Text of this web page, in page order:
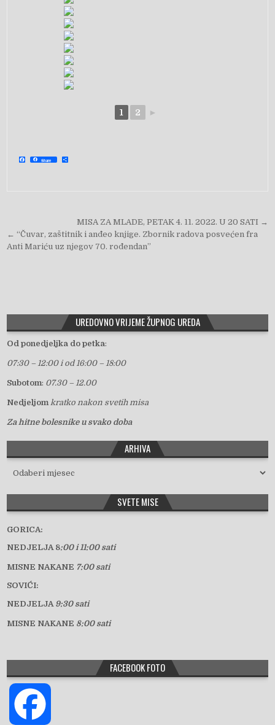
1 2 ►
F
a Share
Navigacija objava
MISA ZA MLADE, PETAK 4. 11. 2022. U 20 SATI →
← “Čuvar, zaštitnik i anđeo knjige. Zbornik radova posvećen fra
Anti Mariću uz njegov 70. rođendan”
UREDOVNO VRIJEME ŽUPNOG UREDA
Od ponedjeljka do petka:
07:30 – 12:00 i od 16:00 – 18:00
Subotom: 07.30 – 12.00
Nedjeljom kratko nakon svetih misa
Za hitne bolesnike u svako doba
ARHIVA
Arhiva
SVETE MISE
GORICA:
NEDJELJA 8:00 i 11:00 sati
MISNE NAKANE 7:00 sati
SOVIĆI:
NEDJELJA 9:30 sati
MISNE NAKANE 8:00 sati
FACEBOOK FOTO